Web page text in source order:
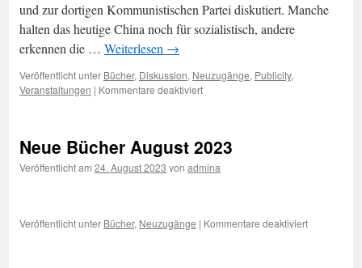
und zur dortigen Kommunistischen Partei diskutiert. Manche
halten das heutige China noch für sozialistisch, andere
erkennen die … Weiterlesen →
Veröffentlicht unter Bücher, Diskussion, Neuzugänge, Publicity,
Veranstaltungen | Kommentare deaktiviertfür
China.
Eine
Einführung
Beginn:
Neue Bücher August 2023
Veröffentlicht am 24. August 2023 von admina
Veröffentlicht unter Bücher, Neuzugänge | Kommentare deaktiviertfür